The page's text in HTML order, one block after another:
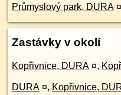
Průmyslový park, DURA ¤
Zastávky v okolí
Kopřivnice, DURA ¤,
DURA ¤, Kopřivnice,